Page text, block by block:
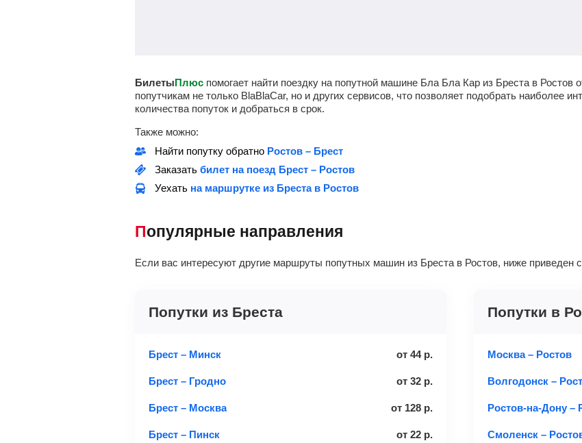
БилетыПлюс помогает найти поездку на попутной машине Бла Бла Кар из Бреста в Ростов
попутчикам не только BlaBlaCar, но и других сервисов, что позволяет подобрать наиболее
количества попуток и добраться в срок.
Также можно:
Найти попутку обратно Ростов – Брест
Заказать билет на поезд Брест – Ростов
Уехать на маршрутке из Бреста в Ростов
Популярные направления
Если вас интересуют другие маршруты попутных машин из Бреста в Ростов, ниже приведен
Попутки из Бреста
Брест – Минск от 44 р.
Брест – Гродно от 32 р.
Брест – Москва от 128 р.
Брест – Пинск от 22 р.
Попутки в
Москва – Ростов
Волгодонск –
Ростов-на-Дону –
Смоленск –